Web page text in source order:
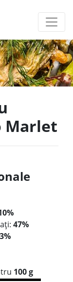
Marlet
47%
100 g